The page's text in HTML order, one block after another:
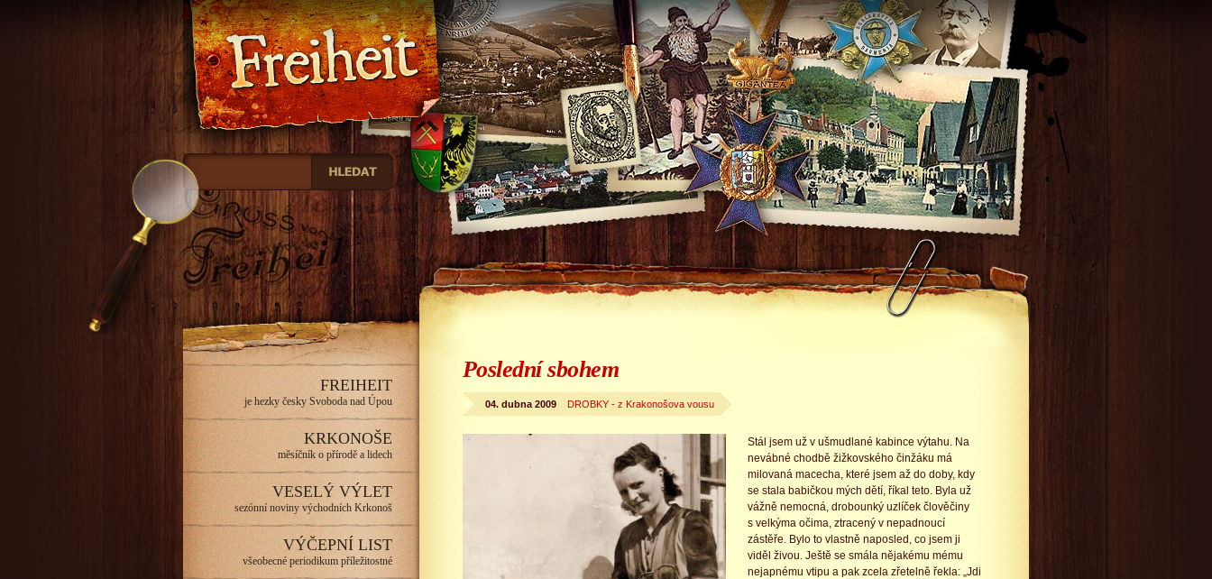
Freiheit
FREIHEIT
je hezky česky Svoboda nad Úpou
KRKONOŠE
měsíčník o přírodě a lidech
VESELÝ VÝLET
sezónní noviny východních Krkonoš
VÝČEPNÍ LIST
všeobecné periodikum příležitostné
Poslední sbohem
04. dubna 2009 DROBKY - z Krakonošova vousu
Stál jsem už v ušmudlané kabince výtahu. Na
nevábné chodbě žižkovského činžáku má
milovaná macecha, které jsem až do doby, kdy
se stala babičkou mých dětí, říkal teto. Byla už
vážně nemocná, drobounký uzlíček člověčiny
s velkýma očima, ztracený v nepadnoucí
zástěře. Bylo to vlastně naposled, co jsem ji
viděl živou. Ještě se smála nějakému mému
nejapnému vtipu a pak zcela zřetelně řekla: „Jdi